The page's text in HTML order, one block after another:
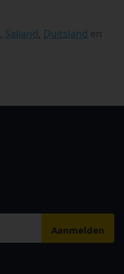
, Salland, Duitsland en